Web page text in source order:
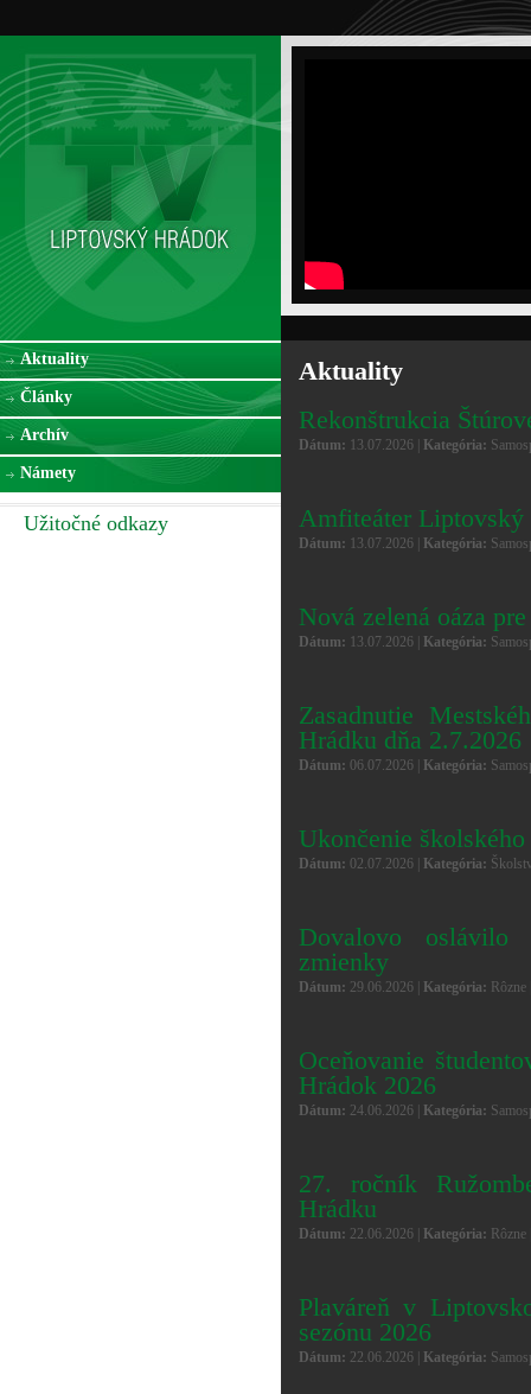
Aktuality
Články
Archív
Námety
Užitočné odkazy
Aktuality
Rekonštrukcia
Dátum: 13.07.2026 | Kategória:
Amfiteáter
Dátum: 13.07.2026 | Kategória:
Nová zelená oáza
Dátum: 13.07.2026 | Kategória:
Zasadnutie
Hrádku dňa 2.7.2026
Dátum: 06.07.2026 | Kategória:
Ukončenie
Dátum: 02.07.2026 | Kategória:
Dovalovo
zmienky
Dátum: 29.06.2026 | Kategória:
Oceňovanie
Hrádok 2026
Dátum: 24.06.2026 | Kategória:
27. ročník
Hrádku
Dátum: 22.06.2026 | Kategória:
Plaváreň v
sezónu 2026
Dátum: 22.06.2026 | Kategória: